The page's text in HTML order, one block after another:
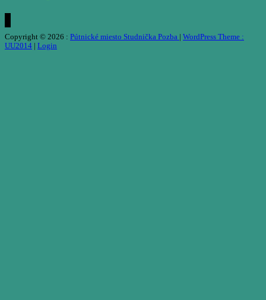
Copyright © 2026 : Pútnické miesto Studnička Pozba
WordPress Theme :
UU2014
Login